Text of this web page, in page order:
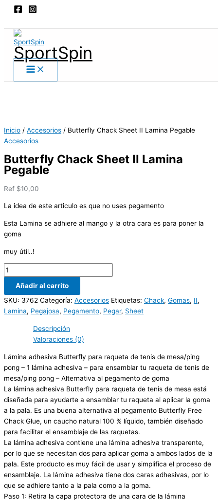
SportSpin
Menu
Inicio / Accesorios / Butterfly Chack Sheet II Lamina Pegable
Accesorios
Butterfly Chack Sheet II Lamina
Pegable
Ref $10,00
La idea de este articulo es que no uses pegamento
Esta Lamina se adhiere al mango y la otra cara es para poner la
goma
muy útil..!
Butterfly
Chack
Lamina
Pegable
cantidad
Añadir al carrito
SKU: 3762 Categoría: Accesorios Etiquetas: Chack, Gomas, II,
Lamina, Pegajosa, Pegamento, Pegar, Sheet
Descripción
Valoraciones (0)
Lámina adhesiva Butterfly para raqueta de tenis de mesa/ping
pong – 1 lámina adhesiva – para ensamblar tu raqueta de tenis de
mesa/ping pong – Alternativa al pegamento de goma
La lámina adhesiva Butterfly para raqueta de tenis de mesa está
diseñada para ayudarte a ensamblar tu raqueta al aplicar la goma
a la pala. Es una buena alternativa al pegamento Butterfly Free
Chack Glue, un caucho natural 100 % líquido, también diseñado
para facilitar el ensamblaje de las raquetas.
La lámina adhesiva contiene una lámina adhesiva transparente,
por lo que se necesitan dos para aplicar goma a ambos lados de la
pala. Este producto es muy fácil de usar y simplifica el proceso de
ensamblaje. La lámina adhesiva tiene dos caras adhesivas, por lo
que se adhiere tanto a la pala como a la goma.
Paso 1: Retira la capa protectora de una cara de la lámina